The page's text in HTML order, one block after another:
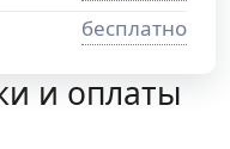
бесплатно
и оплаты